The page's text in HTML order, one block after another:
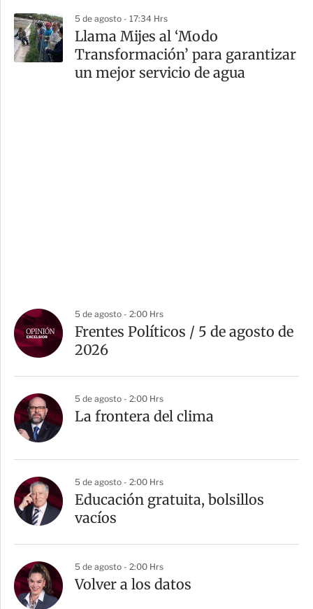
5 de agosto - 17:34 Hrs
Llama Mijes al ‘Modo
Transformación’ para garantizar
un mejor servicio de agua
5 de agosto - 2:00 Hrs
Frentes Políticos / 5 de agosto de
2026
5 de agosto - 2:00 Hrs
La frontera del clima
5 de agosto - 2:00 Hrs
Educación gratuita, bolsillos
vacíos
5 de agosto - 2:00 Hrs
Volver a los datos